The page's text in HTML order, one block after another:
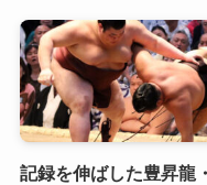
記録を伸ばした豊昇龍